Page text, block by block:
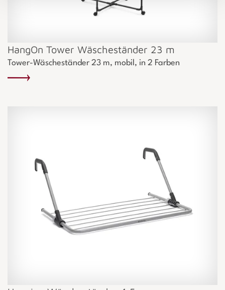
HangOn Tower Wäscheständer 23 m
Tower-Wäscheständer 23 m, mobil, in 2 Farben